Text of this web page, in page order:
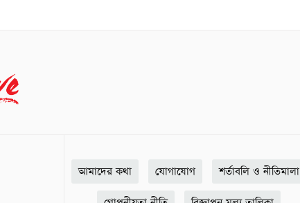
আমাদের কথা যোগাযোগ শর্তাবলি ও নীতিমালা